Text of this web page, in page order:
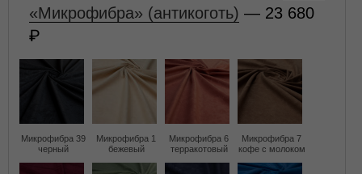
«Микрофибра» (антикоготь) — 23 680
Микрофибра 39
черный
Микрофибра 1
бежевый
Микрофибра 6
терракотовый
Микрофибра 7
кофе с молоком